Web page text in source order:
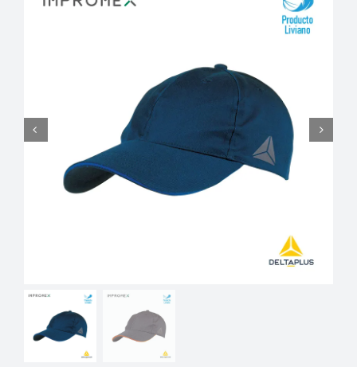
Productos
Contactos